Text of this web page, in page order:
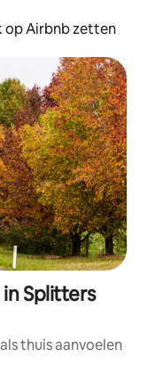
op Airbnb zetten
Splitters
thuis aanvoelen